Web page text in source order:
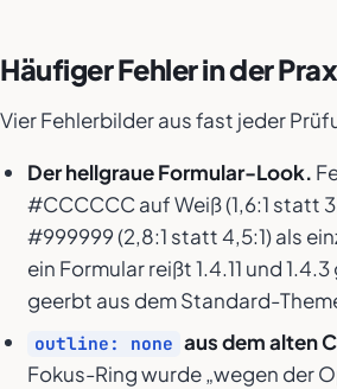
Häufiger Fehler in der
Vier Fehlerbilder aus fast jeder
Der hellgraue Formular-Look.
#CCCCCC auf Weiß (1,6:1 statt
#999999 (2,8:1 statt 4,5:1) als
ein Formular reißt 1.4.11 und
geerbt aus dem Standard-
outline: none aus dem alten
Fokus-Ring wurde „wegen der